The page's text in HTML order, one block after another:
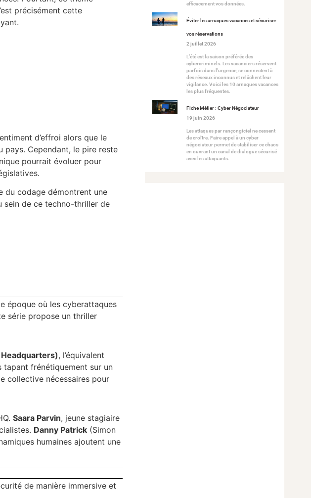
précisément cette
d’effroi alors que le
pays. Cependant, le pire reste
pourrait évoluer pour
du codage démontrent une
sein de ce techno-thriller de
époque où les cyberattaques
série propose un thriller
, l’équivalent
tapant frénétiquement sur un
collective nécessaires pour
Saara Parvin, jeune stagiaire
Danny Patrick (Simon
humaines ajoutent une
de manière immersive et
efficacement vos données.
Éviter les arnaques vacances et sécuriser
vos réservations
2 juillet 2026
L’été est la saison préférée des
cybercriminels. Les vacanciers réservent
parfois dans l’urgence, se connectent à
des réseaux inconnus et relâchent leur
vigilance. Voici les 10 arnaques vacances
les plus fréquentes.
Fiche Métier : Cyber Négociateur
19 juin 2026
Les attaques par rançongiciel ne cessent
de croître. Faire appel à un cyber
négociateur permet de stabiliser ce chaos
en ouvrant un canal de dialogue sécurisé
avec les attaquants.